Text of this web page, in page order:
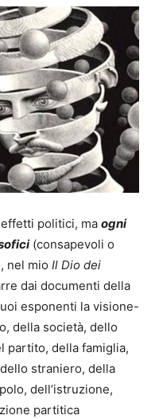
politici, ma ogni
(consapevoli o
nel mio Il Dio dei
dai documenti della
esponenti la visione-
della società, dello
partito, della famiglia,
straniero, della
dell’istruzione,
partitica